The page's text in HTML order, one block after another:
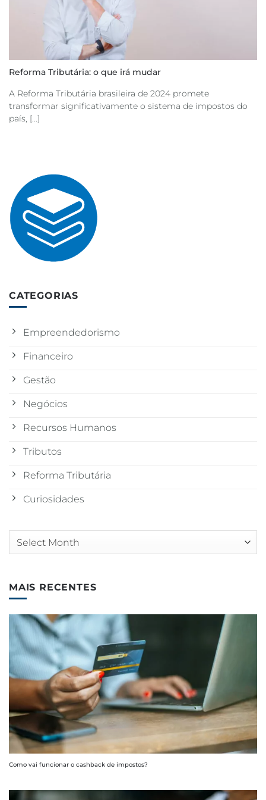
Reforma Tributária: o que irá mudar
A Reforma Tributária brasileira de 2024 promete
transformar significativamente o sistema de impostos do
país, [...]
CATEGORIAS
Empreendedorismo
Financeiro
Gestão
Negócios
Recursos Humanos
Tributos
Reforma Tributária
Curiosidades
Arquivos
MAIS RECENTES
Como vai funcionar o cashback de impostos?